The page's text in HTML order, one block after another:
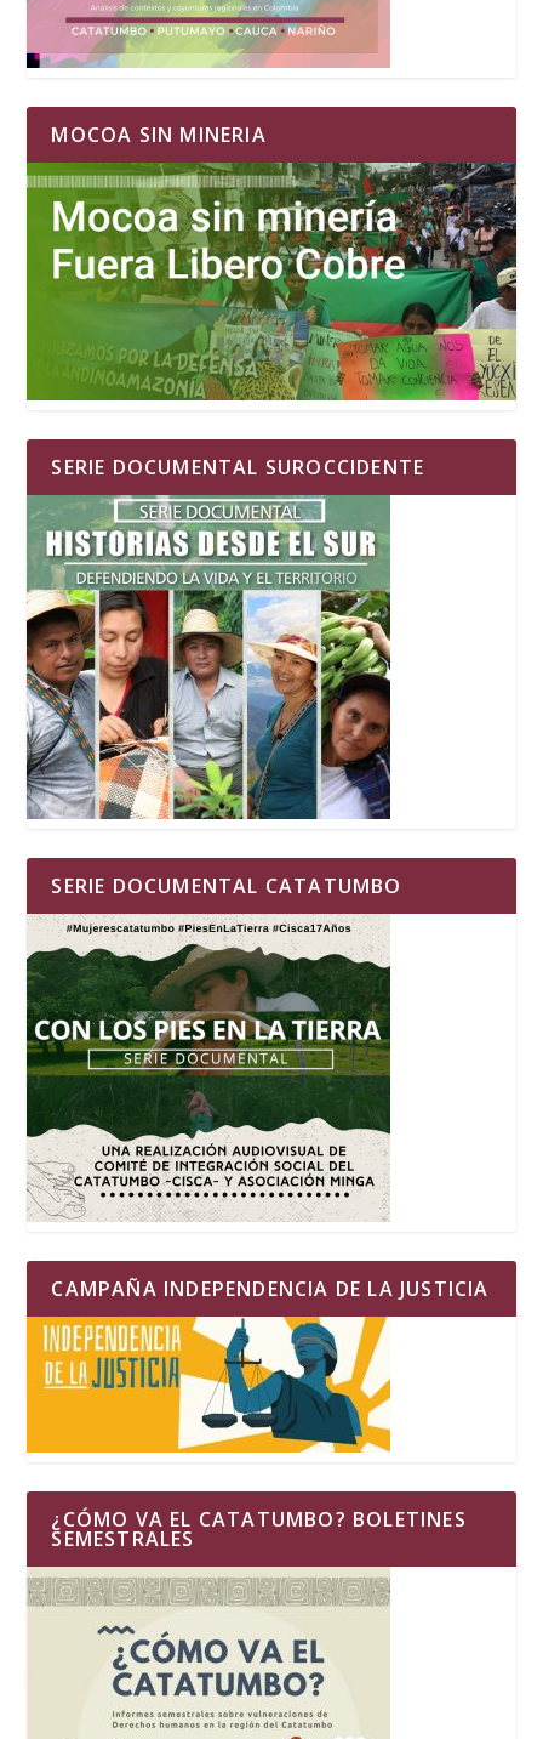
MOCOA SIN MINERIA
SERIE DOCUMENTAL SUROCCIDENTE
SERIE DOCUMENTAL CATATUMBO
CAMPAÑA INDEPENDENCIA DE LA JUSTICIA
¿CÓMO VA EL CATATUMBO? BOLETINES
SEMESTRALES